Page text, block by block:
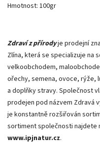
Hmotnost: 100gr
Zdraví z přírodyje prodejní
Zlína, která se specializuje na
velkoobchodem,
ořechy, semena, ovoce, rýže,
a doplňky stravy. Společnost
prodejen pod názvem Zdravá
je konstantně rozšiřován
sortiment společnosti najdete
www.ipjnatur.cz.